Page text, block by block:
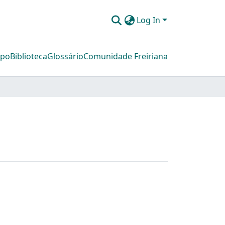
Log In
BibliotecaGlossárioComunidade Freiriana